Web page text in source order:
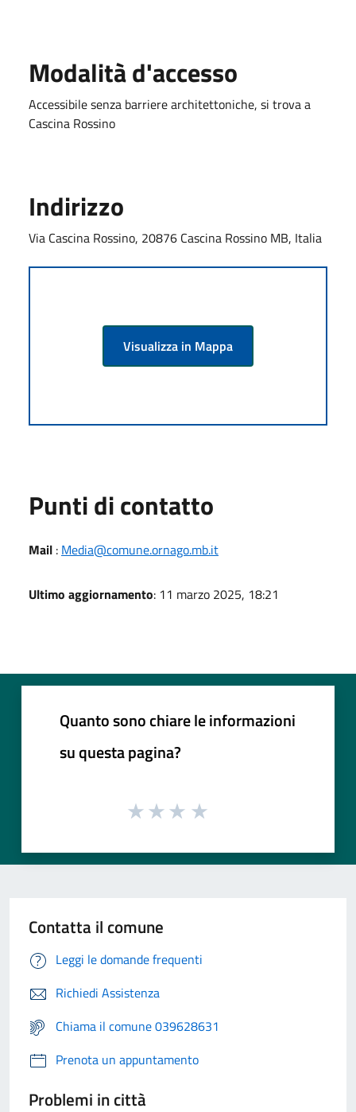
Modalità d'accesso
Accessibile senza barriere architettoniche, si trova a
Cascina Rossino
Indirizzo
Via Cascina Rossino, 20876 Cascina Rossino MB, Italia
Visualizza in Mappa
Punti di contatto
Mail : Media@comune.ornago.mb.it
Ultimo aggiornamento: 11 marzo 2025, 18:21
Quanto sono chiare le informazioni
su questa pagina?
Contatta il comune
Leggi le domande frequenti
Richiedi Assistenza
Chiama il comune 039628631
Prenota un appuntamento
Problemi in città